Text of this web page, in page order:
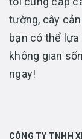
tường, cây
bạn có thể
không gian
ngay!
CÔNG TY TNHH